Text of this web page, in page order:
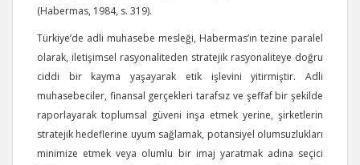
(Habermas, 1984, s. 319).
Türkiye’de adli muhasebe mesleği, Habermas’ın tezine paralel
olarak, iletişimsel rasyonaliteden stratejik rasyonaliteye doğru
ciddi bir kayma yaşayarak etik işlevini yitirmiştir. Adli
muhasebeciler, finansal gerçekleri tarafsız ve şeffaf bir şekilde
raporlayarak toplumsal güveni inşa etmek yerine, şirketlerin
stratejik hedeflerine uyum sağlamak, potansiyel olumsuzlukları
minimize etmek veya olumlu bir imaj yaratmak adına seçici